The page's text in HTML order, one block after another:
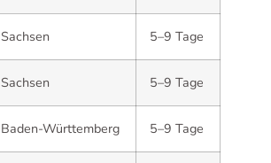
Sachsen 5–9 Tage
Sachsen 5–9 Tage
Baden-Württemberg 5–9 Tage